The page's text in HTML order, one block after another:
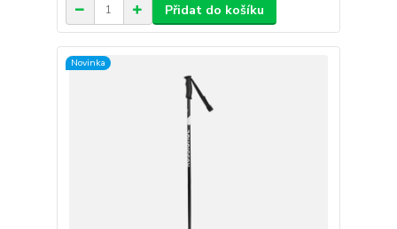
Přidat do košíku
Novinka